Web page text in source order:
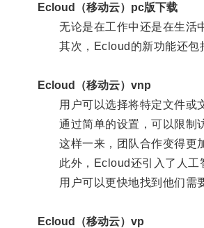
Ecloud（移动云）pc版下载
无论是在工作中还是在生活中
其次，Ecloud的新功能还包
Ecloud（移动云）vnp
用户可以选择将特定文件或文
通过简单的设置，可以限制访
这样一来，团队合作变得更加
此外，Ecloud还引入了人工智
用户可以更快地找到他们需要
Ecloud（移动云）vp